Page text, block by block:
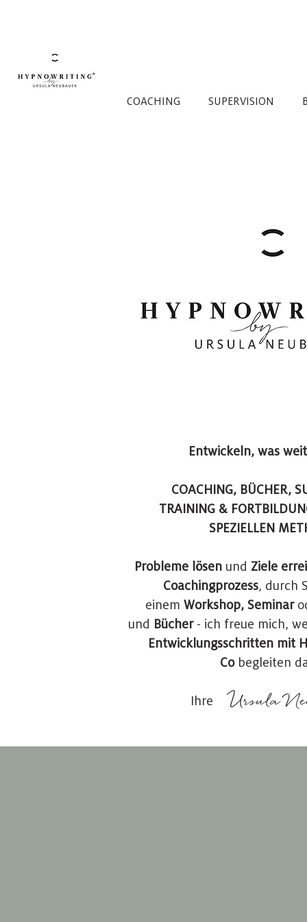
COACHING SUPERVISION
Entwickeln, was
COACHING, BÜCHER,
TRAINING &
SPEZIELLEN
Probleme lösen und Ziele
Coachingprozess, durch
einem Workshop, Seminar
und Bücher - ich freue mich,
Entwicklungsschritten mit
Co begleiten
Ihre Ursula